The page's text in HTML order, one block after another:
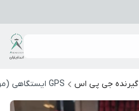
گیرنده جی پی اس GPS ایستگاهی (مولتی فرکانس)